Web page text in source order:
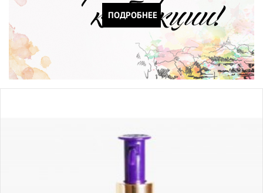
ПОДРОБНЕЕ